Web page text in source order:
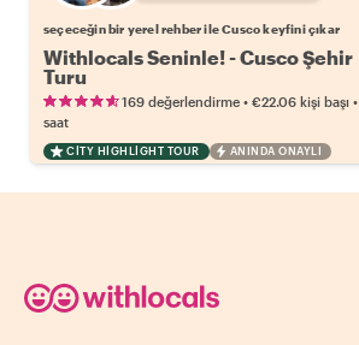
seçeceğin bir yerel rehber ile Cusco keyfini çıkar
Withlocals Seninle! - Cusco Şehir
Turu
169 değerlendirme • €22.06 kişi başı •
saat
CITY HIGHLIGHT TOUR ANINDA ONAYLI